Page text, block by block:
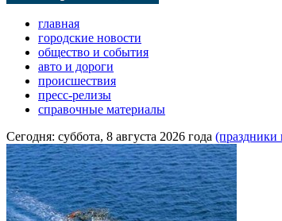
главная
городские новости
общество и события
авто и дороги
происшествия
пресс-релизы
справочные материалы
Сегодня: суббота, 8 августа 2026 года (праздники